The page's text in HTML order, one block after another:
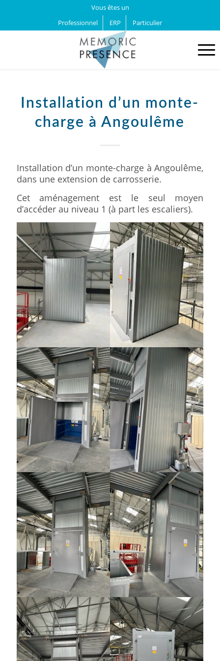
Vous êtes un
Professionnel
ERP Particulier
Installation d’un monte-
charge à Angoulême
Installation d’un monte-charge à Angoulême,
dans une extension de carrosserie.
Cet aménagement est le seul moyen
d’accéder au niveau 1 (à part les escaliers).